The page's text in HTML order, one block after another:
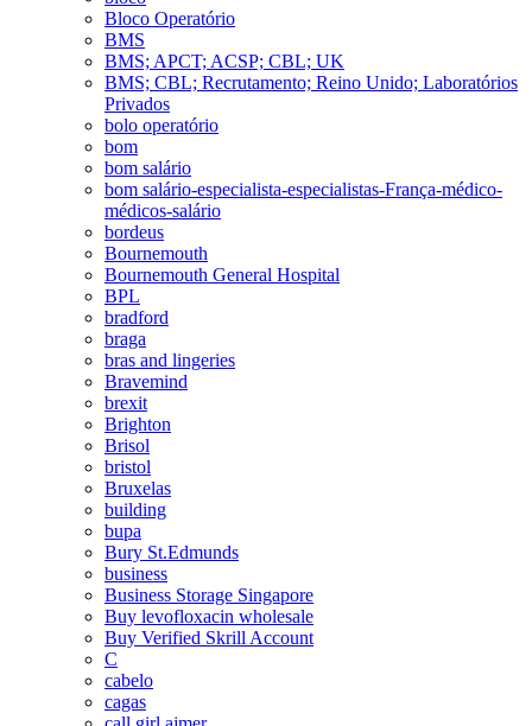
Bloco Operatório
BMS
BMS; APCT; ACSP; CBL; UK
BMS; CBL; Recrutamento; Reino Unido; Laboratórios
Privados
bolo operatório
bom
bom salário
bom salário-especialista-especialistas-França-médico-
médicos-salário
bordeus
Bournemouth
Bournemouth General Hospital
BPL
bradford
braga
bras and lingeries
Bravemind
brexit
Brighton
Brisol
bristol
Bruxelas
building
bupa
Bury St.Edmunds
business
Business Storage Singapore
Buy levofloxacin wholesale
Buy Verified Skrill Account
C
cabelo
cagas